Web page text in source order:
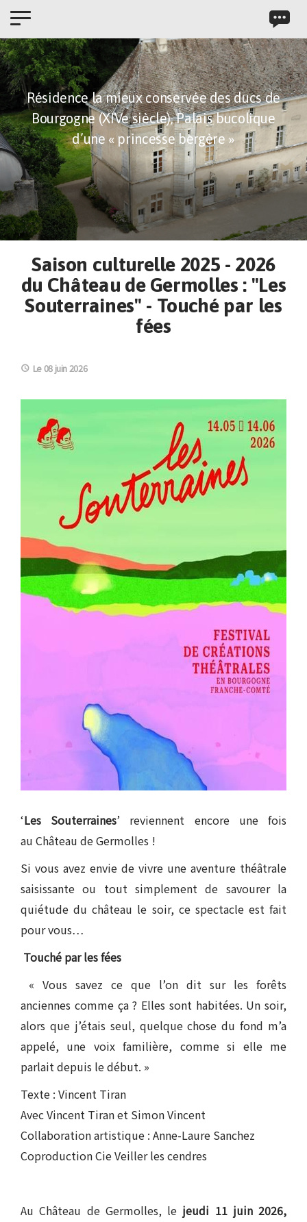
Résidence la mieux conservée des ducs de
Bourgogne (XIVe siècle),Palais bucolique
d’une « princesse bergère »
Saison culturelle 2025 - 2026
du Château de Germolles : "Les
Souterraines" - Touché par les
fées
Le 08 juin 2026
‘Les Souterraines’ reviennent encore une fois
au Château de Germolles !
Si vous avez envie de vivre une aventure théâtrale
saisissante ou tout simplement de savourer la
quiétude du château le soir, ce spectacle est fait
pour vous…
Touché par les fées
« Vous savez ce que l’on dit sur les forêts
anciennes comme ça ? Elles sont habitées. Un soir,
alors que j’étais seul, quelque chose du fond m’a
appelé, une voix familière, comme si elle me
parlait depuis le début. »
Texte : Vincent Tiran
Avec Vincent Tiran et Simon Vincent
Collaboration artistique : Anne-Laure Sanchez
Coproduction Cie Veiller les cendres
Au Château de Germolles, le jeudi 11 juin 2026,
Panneau de gestion des cookies